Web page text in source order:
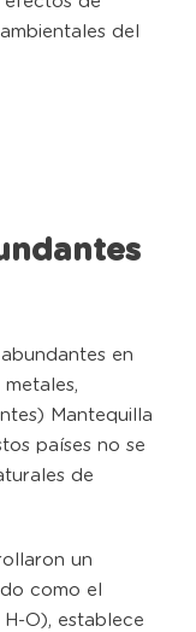
del
en
Mantequilla
países no se
de
un
como el
O), establece